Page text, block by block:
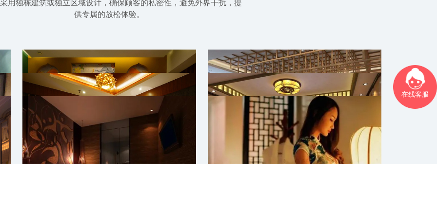
在线客服
用独栋建筑或独立区域设计，确保顾客的私密性，避免外界干扰，提
供专属的放松体验。